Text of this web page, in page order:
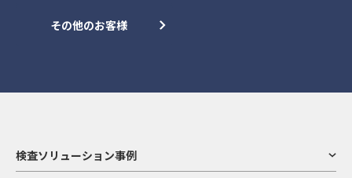
その他のお客様
検査ソリューション事例